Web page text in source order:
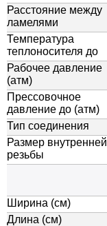
Расстояние между
ламелями
Температура
теплоносителя до
Рабочее давление
(атм)
Прессовочное
давление до (атм)
Тип соединения
Размер внутренней
резьбы
Ширина (см)
Длина (см)